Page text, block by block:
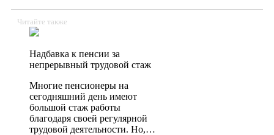
Читайте также
Надбавка к пенсии за
непрерывный трудовой стаж
Многие пенсионеры на
сегодняшний день имеют
большой стаж работы
благодаря своей регулярной
трудовой деятельности. Но,…